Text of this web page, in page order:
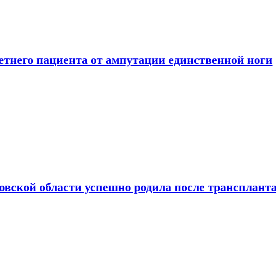
пациента от ампутации единственной ноги
области успешно родила после